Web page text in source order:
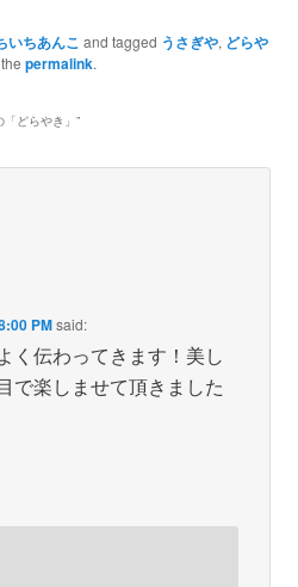
いちあんこ and tagged うさぎや, どらや
permalink.
どらやき」 ”
PM said:
く伝わってきます！美し
で楽しませて頂きました